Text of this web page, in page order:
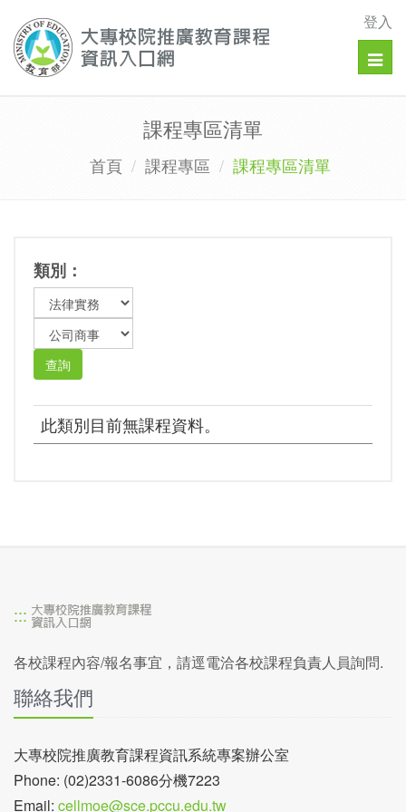
登入
課程專區清單
首頁 課程專區 課程專區清單
類別：
此類別目前無課程資料。
:::
各校課程內容/報名事宜，請逕電洽各校課程負責人員詢問.
聯絡我們
大專校院推廣教育課程資訊系統專案辦公室
Phone: (02)2331-6086分機7223
Email: cellmoe@sce.pccu.edu.tw